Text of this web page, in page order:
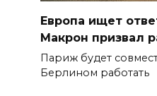
Европа ищет
Макрон призвал
Париж будет
Берлином работать